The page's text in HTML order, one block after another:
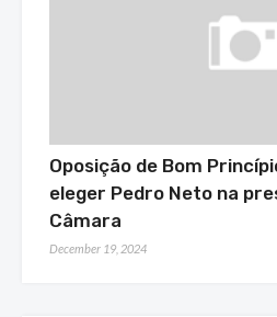
Oposição de Bom
eleger Pedro Neto na
Câmara
December 19, 2024